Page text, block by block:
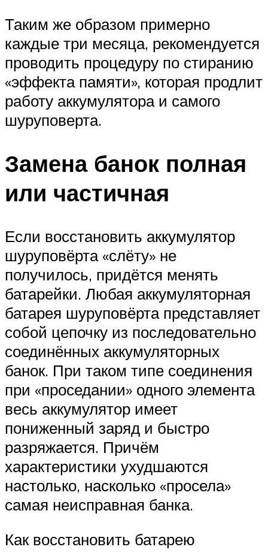
Таким же образом примерно
каждые три месяца, рекомендуется
проводить процедуру по стиранию
«эффекта памяти», которая продлит
работу аккумулятора и самого
шуруповерта.
Замена банок полная
или частичная
Если восстановить аккумулятор
шуруповёрта «слёту» не
получилось, придётся менять
батарейки. Любая аккумуляторная
батарея шуруповёрта представляет
собой цепочку из последовательно
соединённых аккумуляторных
банок. При таком типе соединения
при «проседании» одного элемента
весь аккумулятор имеет
пониженный заряд и быстро
разряжается. Причём
характеристики ухудшаются
настолько, насколько «просела»
самая неисправная банка.
Как восстановить батарею